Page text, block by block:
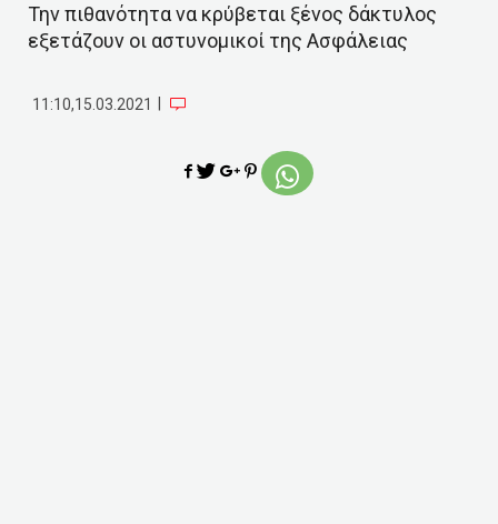
Την πιθανότητα να κρύβεται ξένος δάκτυλος
εξετάζουν οι αστυνομικοί της Ασφάλειας
11:10,15.03.2021